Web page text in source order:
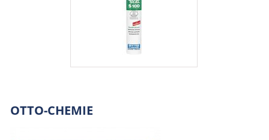
OTTO-CHEMIE